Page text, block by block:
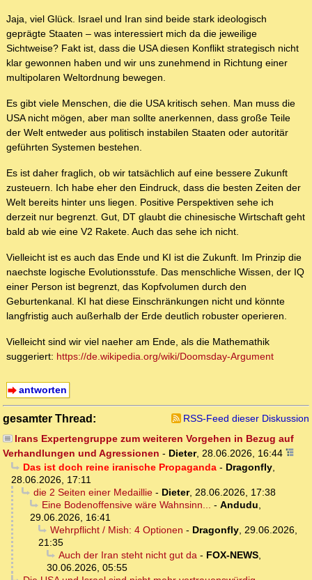
Jaja, viel Glück. Israel und Iran sind beide stark ideologisch
geprägte Staaten – was interessiert mich da die jeweilige
Sichtweise? Fakt ist, dass die USA diesen Konflikt strategisch nicht
klar gewonnen haben und wir uns zunehmend in Richtung einer
multipolaren Weltordnung bewegen.
Es gibt viele Menschen, die die USA kritisch sehen. Man muss die
USA nicht mögen, aber man sollte anerkennen, dass große Teile
der Welt entweder aus politisch instabilen Staaten oder autoritär
geführten Systemen bestehen.
Es ist daher fraglich, ob wir tatsächlich auf eine bessere Zukunft
zusteuern. Ich habe eher den Eindruck, dass die besten Zeiten der
Welt bereits hinter uns liegen. Positive Perspektiven sehe ich
derzeit nur begrenzt. Gut, DT glaubt die chinesische Wirtschaft geht
bald ab wie eine V2 Rakete. Auch das sehe ich nicht.
Vielleicht ist es auch das Ende und KI ist die Zukunft. Im Prinzip die
naechste logische Evolutionsstufe. Das menschliche Wissen, der IQ
einer Person ist begrenzt, das Kopfvolumen durch den
Geburtenkanal. KI hat diese Einschränkungen nicht und könnte
langfristig auch außerhalb der Erde deutlich robuster operieren.
Vielleicht sind wir viel naeher am Ende, als die Mathemathik
suggeriert: https://de.wikipedia.org/wiki/Doomsday-Argument
antworten
gesamter Thread:
RSS-Feed dieser Diskussion
Irans Expertengruppe zum weiteren Vorgehen in Bezug auf
Verhandlungen und Agressionen - Dieter, 28.06.2026, 16:44
Das ist doch reine iranische Propaganda- Dragonfly,
28.06.2026, 17:11
die 2 Seiten einer Medaillie- Dieter, 28.06.2026, 17:38
Eine Bodenoffensive wäre Wahnsinn... - Andudu,
29.06.2026, 16:41
Wehrpflicht / Mish: 4 Optionen - Dragonfly, 29.06.2026,
21:35
Auch der Iran steht nicht gut da- FOX-NEWS,
30.06.2026, 05:55